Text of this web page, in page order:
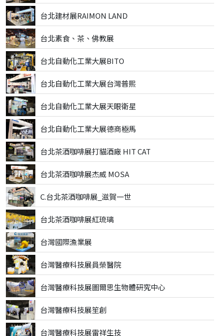
台北建材展RAIMON LAND
台北素食、茶、佛教展
台北自動化工業大展BITO
台北自動化工業大展台灣普熙
台北自動化工業大展天眼衛星
台北自動化工業大展德商極馬
台北茶酒咖啡展打貓酒廠 HIT CAT
台北茶酒咖啡展杰威 MOSA
C.台北茶酒咖啡展_滋賀一世
台北茶酒咖啡展紅琉璃
台灣國際漁業展
台灣醫療科技展員榮醫院
台灣醫療科技展圖爾思生物體研究中心
台灣醫療科技展笙創
台灣醫療科技展雷祥生技